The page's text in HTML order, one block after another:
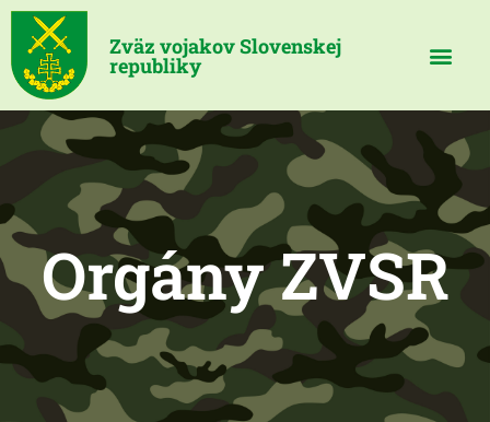
Zväz vojakov Slovenskej
republiky
Orgány ZVSR